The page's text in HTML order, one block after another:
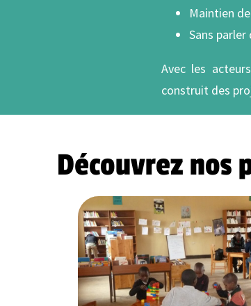
Maintien
Sans
Avec les
construit des
Découvrez